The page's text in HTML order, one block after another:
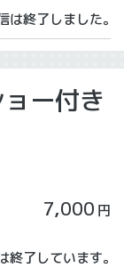
は終了しました。
ー付き
7,000 円
終了しています。